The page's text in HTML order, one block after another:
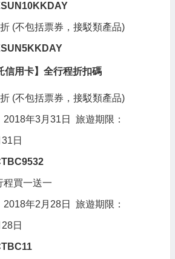
(不包括票券，接駁類產品)
信用卡】全行程折扣碼
(不包括票券，接駁類產品)
2018年3月31日 旅遊期限：
日
程買一送一
2018年2月28日 旅遊期限：
日